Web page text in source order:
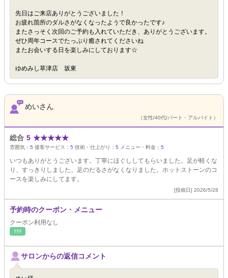
先日はご来店ありがとうございました！
お疲れ箇所のダルさがなくなったようで良かったです♪
またさっそく次回のご予約も入れていただき、ありがとうございます。
ぜひ周年コースでたっぷり癒されてくださいね
またお会いする日を楽しみにしております☆
ゆめみし草津店 坂東
めいさん
（女性/40代/パート・アルバイト）
総合 5 ★★★★★
雰囲気： 5 接客サービス： 5 技術・仕上がり： 5 メニュー・料金： 5
いつもありがとうございます。丁寧にほぐししてもらいました。足が軽くな
り、すっきりしました。足のだるさがなくなりました。ホットストーンのコ
ースを楽しみにしてます。
[投稿日] 2026/5/28
予約時のクーポン・メニュー
クーポン利用なし
ﾘﾗｸ
サロンからの返信コメント